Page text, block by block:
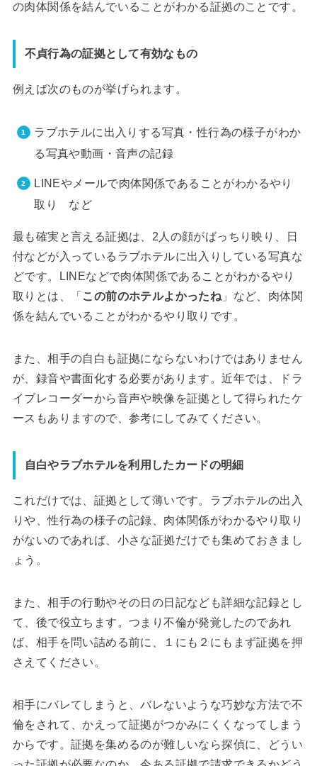
の肉体関係を結んでいることがわかる証拠のことです。
不貞行為の証拠として有効なもの
例えば次のものが挙げられます。
ラブホテルに出入りする写真・性行為の様子がわか
る写真や動画・音声の記録
LINEやメールで肉体関係であることがわかるやり
取り など
最も確実と言える証拠は、2人の顔がばっちり映り、日
付などが入っているラブホテルに出入りしている写真な
どです。LINEなどで肉体関係であることがわかるやり
取りとは、「 この前のホテルよかったね 」など、肉体関
係を結んでいることがわかるやり取りです。
また、相手の自白も証拠にならないわけではありません
が、録音や書面化する必要があります。近年では、ドラ
イブレコーダーから音声や映像を証拠として得られたケ
ースもありますので、参考にしてみてください。
自白やラブホテルを利用したカードの明細
これだけでは、証拠として薄いです。ラブホテルの出入
りや、性行為の様子の記録、肉体関係がわかるやり取り
がないのであれば、小さな証拠だけでも集めておきまし
ょう。
また、相手の行動やその日の日記なども詳細な記録とし
て、後で役立ちます。つまり不倫が発覚したのであれ
ば、相手を問い詰める前に、１にも２にもまず証拠を押
さえてください。
相手にバレてしまうと、バレないような巧妙な方法で不
倫をされて、かえって証拠がつかみにくくなってしまう
からです。証拠を集めるのが難しいなら探偵に、どうい